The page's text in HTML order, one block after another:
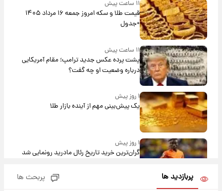
۱۱ ساعت پیش
قیمت طلا و سکه امروز جمعه ۱۶ مرداد ۱۴۰۵
+جدول
۱۱ ساعت پیش
پشت پرده عکس جدید ترامپ؛ مقام آمریکایی
درباره وضعیت او چه گفت؟
۱ روز پیش
یک پیش‌بینی مهم از آینده بازار طلا
۱ روز پیش
گران‌ترین خرید تاریخ رئال مادرید رونمایی شد
پربازدید ها پربحث ها